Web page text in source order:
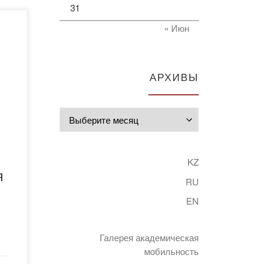
31
« Июн
АРХИВЫ
KZ
RU
EN
Галерея академическая
мобильность